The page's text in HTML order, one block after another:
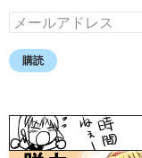
メ
ー
ル
ア
ス
購読